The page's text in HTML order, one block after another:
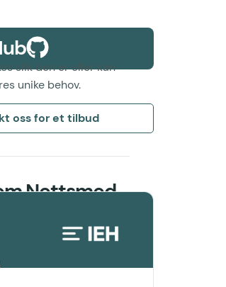
slik den er eller kan
unike behov.
oss for et tilbud
Nettsmed